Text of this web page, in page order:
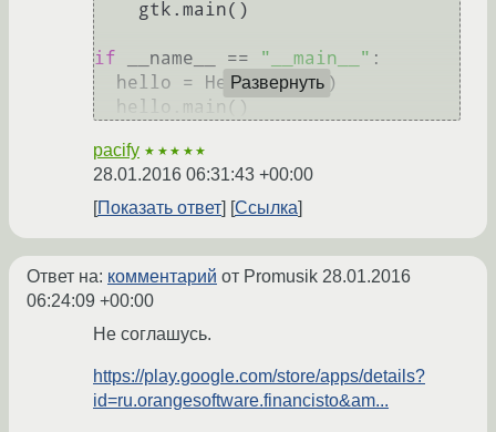
if __name__ == "__main__" :
Развернуть
pacify ★★★★★
28.01.2016 06:31:43 +00:00
Показать ответ
Ссылка
Ответ на: комментарий от Promusik 28.01.2016
06:24:09 +00:00
Не соглашусь.
https://play.google.com/store/apps/details?
id=ru.orangesoftware.financisto&am...